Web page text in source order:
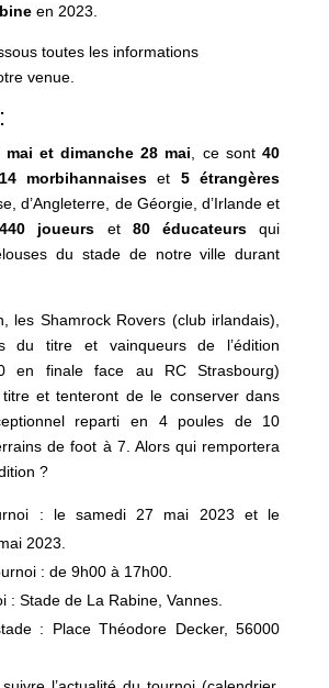
en 2023.
toutes les informations
venue.
mai et dimanche 28 mai , ce sont40
morbihannaises et 5 étrangères
d’Angleterre, de Géorgie, d’Irlande et
440 joueurs et80 éducateurs qui
du stade de notre ville durant
les Shamrock Rovers (club irlandais),
du titre et vainqueurs de l’édition
en finale face au RC Strasbourg)
et tenteront de le conserver dans
reparti en 4 poules de 10
de foot à 7. Alors qui remportera
?
: le samedi 27 mai 2023 et le
2023.
: de 9h00 à 17h00.
: Stade de La Rabine, Vannes.
: Place Théodore Decker, 56000